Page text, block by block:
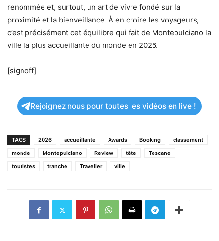
renommée et, surtout, un art de vivre fondé sur la
proximité et la bienveillance. À en croire les voyageurs,
c’est précisément cet équilibre qui fait de Montepulciano la
ville la plus accueillante du monde en 2026.
[signoff]
Rejoignez nous pour toutes les vidéos en live !
TAGS 2026 accueillante Awards Booking
classement
monde
Montepulciano Review tête
Toscane
touristes
tranché Traveller ville